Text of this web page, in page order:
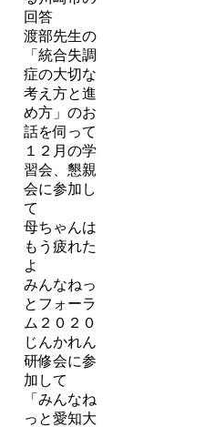
回答
渡部先生の
「統合失調
症の大切な
考え方と進
め方」のお
話を伺って
１２月の学
習会、懇親
会に参加し
て
母ちゃんは
もう疲れた
よ
みんなねっ
とフォーラ
ム２０２０
じんかれん
研修会に参
加して
「みんなね
っと愛知大